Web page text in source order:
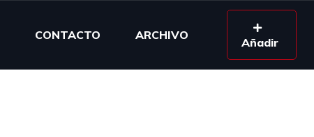
CONTACTO ARCHIVO
Añadir